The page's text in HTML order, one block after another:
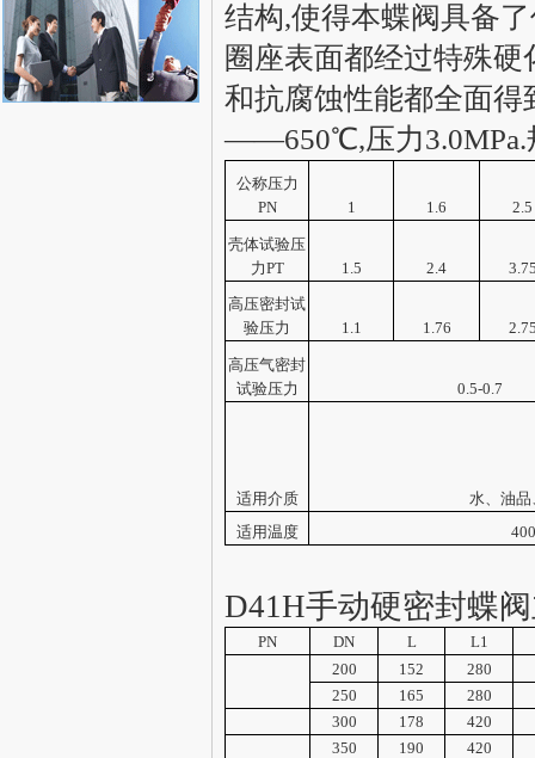
结构,使得本蝶阀具备
圈座表面都经过特殊
和抗腐蚀性能都全面
——650℃,压力3.0MPa.
公称压力
PN
1 1.6 2.5
壳体试验压
力PT
1.5 2.4
高压密封试
验压力
1.1 1.76
高压气密封
试验压力
0.5-0.7
适用介质
水、油品
适用温度
400
D41H手动硬密封蝶
PN DN L
L1
200
152 280
250
165 280
300
178 420
350
190 420